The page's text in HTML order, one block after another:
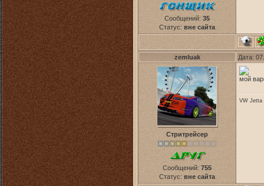
Сообщений: 35
Статус: вне сайта
zemluak Дата:
Стритрейсер
Сообщений: 755
Статус: вне сайта
мой
VW Jetta